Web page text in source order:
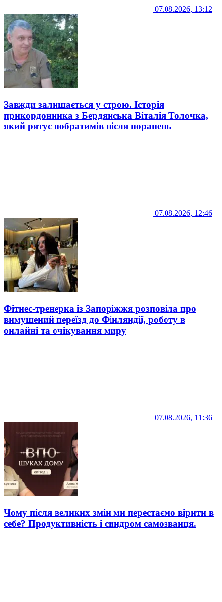
07.08.2026, 13:12
Завжди залишається у строю. Історія
прикордонника з Бердянська Віталія Толочка,
який рятує побратимів після поранень
07.08.2026, 12:46
Фітнес-тренерка із Запоріжжя розповіла про
вимушений переїзд до Фінляндії, роботу в
онлайні та очікування миру
07.08.2026, 11:36
Чому після великих змін ми перестаємо вірити в
себе? Продуктивність і синдром самозванця.